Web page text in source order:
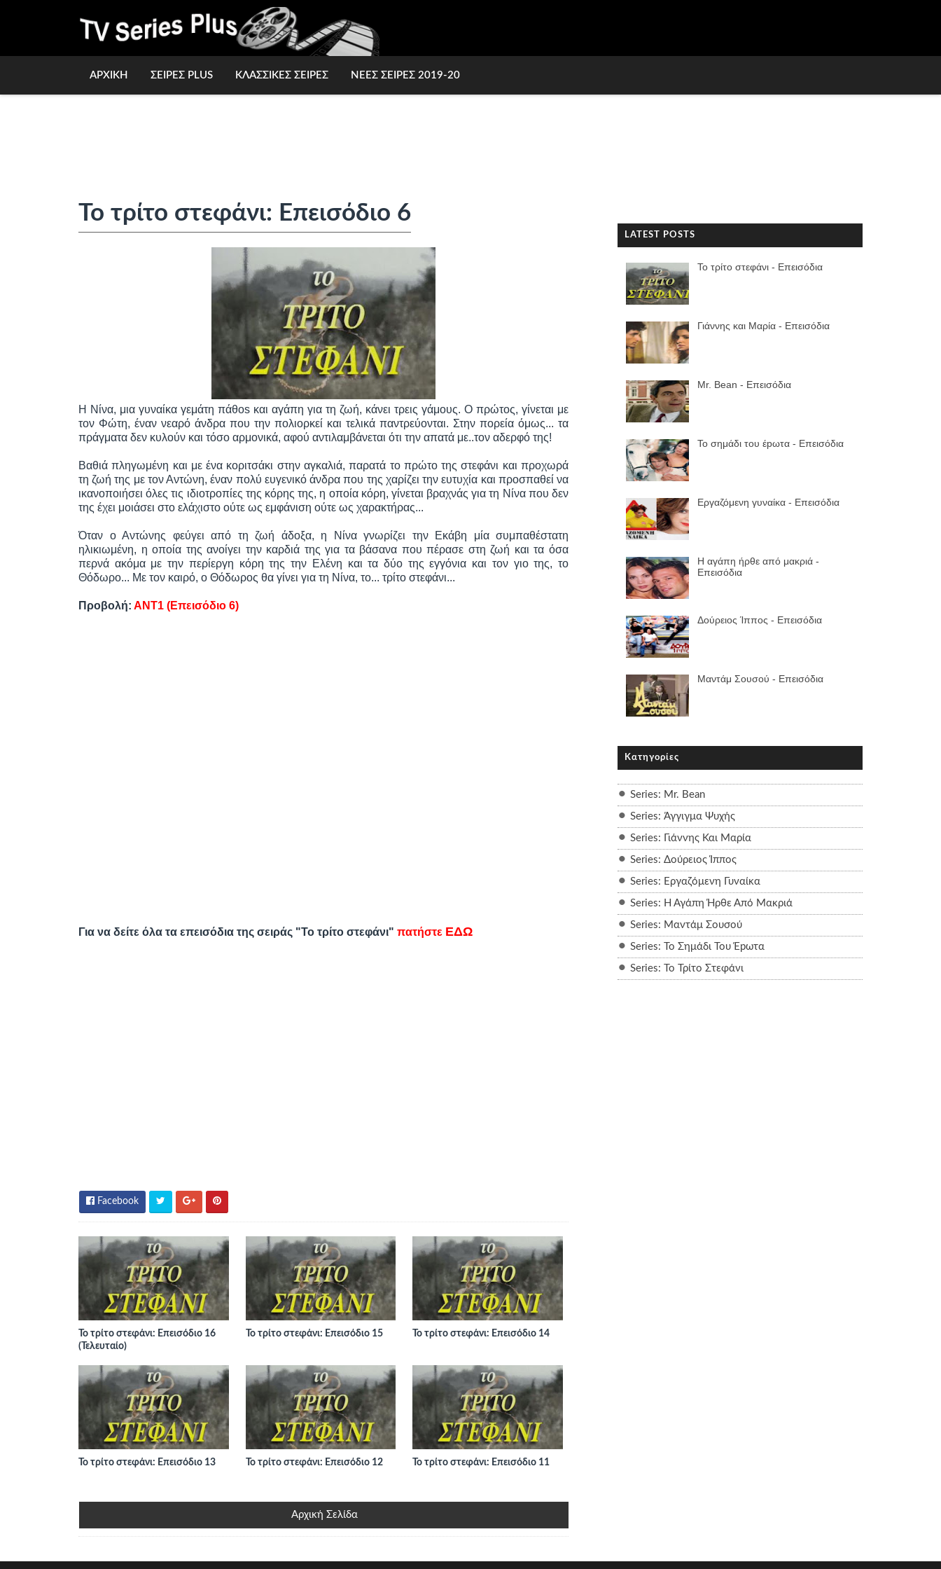
ΑΡΧΙΚΗ ΣΕΙΡΕΣ PLUS ΚΛΑΣΣΙΚΕΣ ΣΕΙΡΕΣ ΝΕΕΣ ΣΕΙΡΕΣ 2019-20
Το τρίτο στεφάνι: Επεισόδιο 6
Η Νίνα, μια γυναίκα γεμάτη πάθos και αγάπη για τη ζωή, κάνει τρεις γάμους. Ο πρώτος, γίνεται με
τον Φώτη, έναν νεαρό άνδρα που την πολιορκεί και τελικά παντρεύονται. Στην πορεία όμως... τα
πράγματα δεν κυλούν και τόσο αρμονικά, αφού αντιλαμβάνεται ότι την απατά με..τον αδερφό της!
Βαθιά πληγωμένη και με ένα κοριτσάκι στην αγκαλιά, παρατά το πρώτο της στεφάνι και προχωρά
τη ζωή της με τον Αντώνη, έναν πολύ ευγενικό άνδρα που της χαρίζει την ευτυχία και προσπαθεί να
ικανοποιήσει όλες τις ιδιοτροπίες της κόρης της, η οποία κόρη, γίνεται βραχνάς για τη Νίνα που δεν
της έχει μοιάσει στο ελάχιστο ούτε ως εμφάνιση ούτε ως χαρακτήρας...
Όταν ο Αντώνης φεύγει από τη ζωή άδοξα, η Νίνα γνωρίζει την Εκάβη μία συμπαθέστατη
ηλικιωμένη, η οποία της ανοίγει την καρδιά της για τα βάσανα που πέρασε στη ζωή και τα όσα
περνά ακόμα με την περίεργη κόρη της την Ελένη και τα δύο της εγγόνια και τον γιο της, το
Θόδωρο... Με τον καιρό, ο Θόδωρος θα γίνει για τη Νίνα, το... τρίτο στεφάνι...
Προβολή: ΑΝΤ1 (Επεισόδιο 6)
Για να δείτε όλα τα επεισόδια της σειράς "Το τρίτο στεφάνι" πατήστε ΕΔΩ
Facebook
Το τρίτο στεφάνι: Επεισόδιο 16
(Τελευταίο)
Το τρίτο στεφάνι: Επεισόδιο 15 Το τρίτο στεφάνι: Επεισόδιο 14
Το τρίτο στεφάνι: Επεισόδιο 13 Το τρίτο στεφάνι: Επεισόδιο 12 Το τρίτο στεφάνι: Επεισόδιο 11
Αρχική Σελίδα
LATEST POSTS
Το τρίτο στεφάνι - Επεισόδια
Γιάννης και Μαρία - Επεισόδια
Mr. Bean - Επεισόδια
Το σημάδι του έpωτα - Επεισόδια
Εργαζόμενη γυναίκα - Επεισόδια
Η αγάπη ήρθε από μακριά -
Επεισόδια
Δούρειος Ίππος - Επεισόδια
Μαντάμ Σουσού - Επεισόδια
Κατηγορίες
Series: Mr. Bean
Series: Άγγιγμα Ψυχής
Series: Γιάννης Και Μαρία
Series: Δούρειος Ίππος
Series: Εργαζόμενη Γυναίκα
Series: Η Αγάπη Ήρθε Από Μακριά
Series: Μαντάμ Σουσού
Series: Το Σημάδι Του Έpωτα
Series: Το Τρίτο Στεφάνι